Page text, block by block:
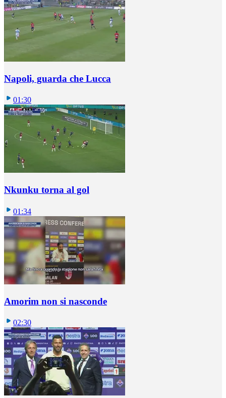
Napoli, guarda che Lucca
01:30
Nkunku torna al gol
01:34
Amorim non si nasconde
02:30